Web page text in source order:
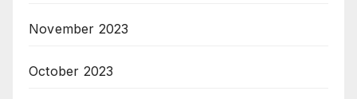
November 2023
October 2023